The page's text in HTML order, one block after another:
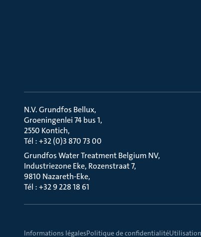
N.V. Grundfos Bellux
Groeningenlei 74 bus 1
2550 Kontich
Tél : +32 (0)3 870 73 00
Grundfos Water Treatment Belgium NV
Industriezone Eke, Rozenstraat 7
9810 Nazareth-Eke
Tél : +32 9 228 18 61
Informations légalesPolitique de confidentialité